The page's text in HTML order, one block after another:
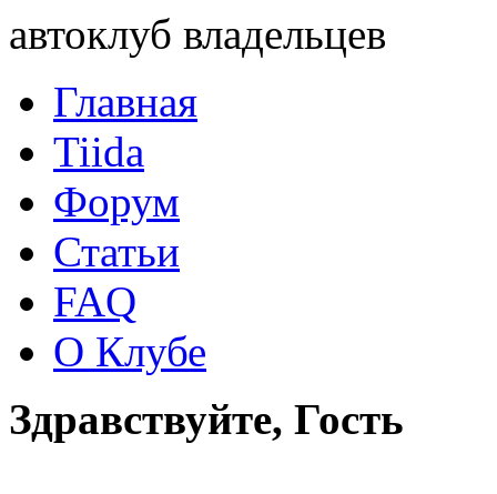
автоклуб владельцев
Главная
Tiida
Форум
Статьи
FAQ
О Клубе
Здравствуйте, Гость